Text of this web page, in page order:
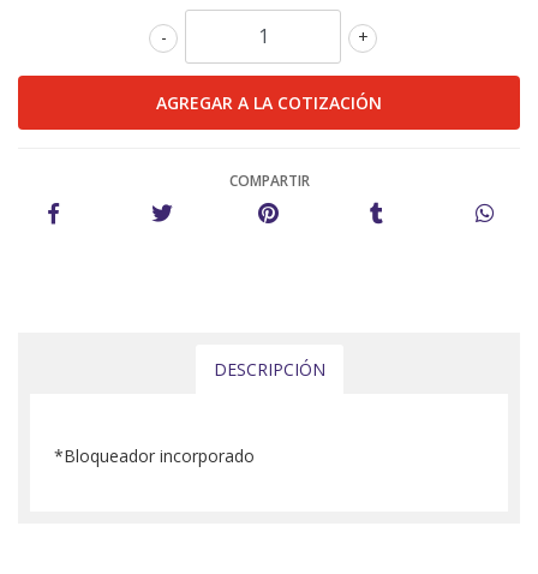
+
-
COMPARTIR
DESCRIPCIÓN
*Bloqueador incorporado